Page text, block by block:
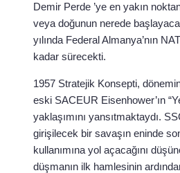
Demir Perde ’ye en yakın
veya doğunun nerede
yılında Federal Almanya’nın
kadar sürecekti.
1957 Stratejik Konsepti,
eski SACEUR Eisenhower’ın
yaklaşımını yansıtmaktaydı.
girişilecek bir savaşın eninde
kullanımına yol açacağını
düşmanın ilk hamlesinin